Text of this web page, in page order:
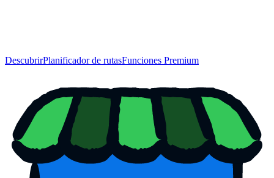
DescubrirPlanificador de rutasFunciones Premium